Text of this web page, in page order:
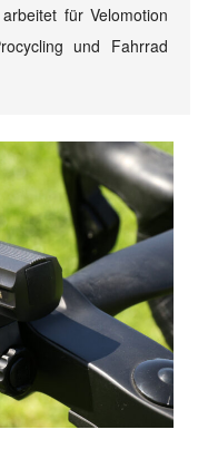
für Velomotion
und Fahrrad